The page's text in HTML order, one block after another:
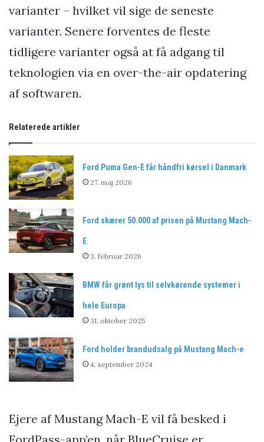
varianter – hvilket vil sige de seneste
varianter. Senere forventes de fleste
tidligere varianter også at få adgang til
teknologien via en over-the-air opdatering
af softwaren.
Relaterede artikler
Ford Puma Gen-E får håndfri kørsel i Danmark
27. maj 2026
Ford skærer 50.000 af prisen på Mustang Mach-
E
3. februar 2026
BMW får grønt lys til selvkørende systemer i
hele Europa
31. oktober 2025
Ford holder brandudsalg på Mustang Mach-e
4. september 2024
Ejere af Mustang Mach-E vil få besked i